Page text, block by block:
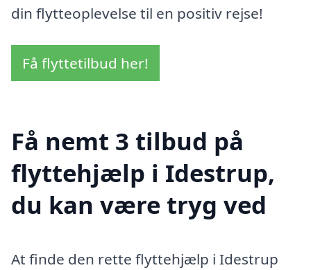
din flytteoplevelse til en positiv rejse!
Få flyttetilbud her!
Få nemt 3 tilbud på
flyttehjælp i Idestrup,
du kan være tryg ved
At finde den rette flyttehjælp i Idestrup